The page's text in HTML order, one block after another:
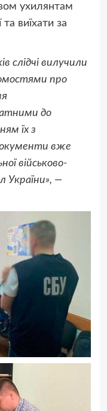
ухилянтам
виїхати за
слідчі вилучили
про
до
їх з
вже
військово-
України», —